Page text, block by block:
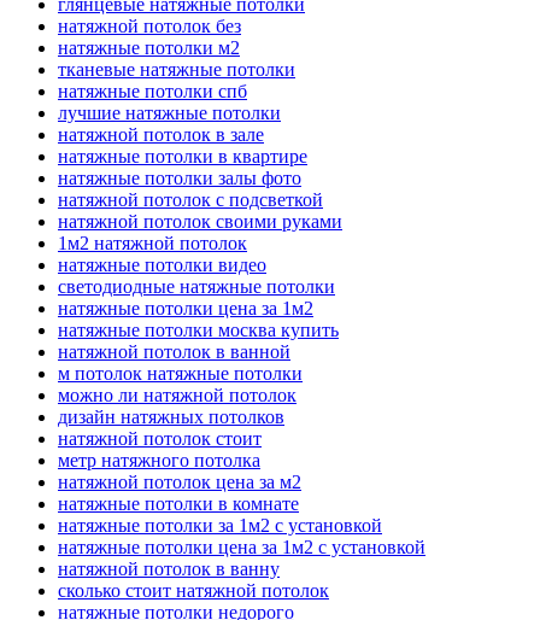
натяжной потолок без
натяжные потолки м2
тканевые натяжные потолки
натяжные потолки спб
лучшие натяжные потолки
натяжной потолок в зале
натяжные потолки в квартире
натяжные потолки залы фото
натяжной потолок с подсветкой
натяжной потолок своими руками
1м2 натяжной потолок
натяжные потолки видео
светодиодные натяжные потолки
натяжные потолки цена за 1м2
натяжные потолки москва купить
натяжной потолок в ванной
м потолок натяжные потолки
можно ли натяжной потолок
дизайн натяжных потолков
натяжной потолок стоит
метр натяжного потолка
натяжной потолок цена за м2
натяжные потолки в комнате
натяжные потолки за 1м2 с установкой
натяжные потолки цена за 1м2 с установкой
натяжной потолок в ванну
сколько стоит натяжной потолок
натяжные потолки недорого